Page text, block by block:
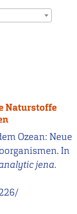
Naturstoffe
Ozean: Neue
In
jena.